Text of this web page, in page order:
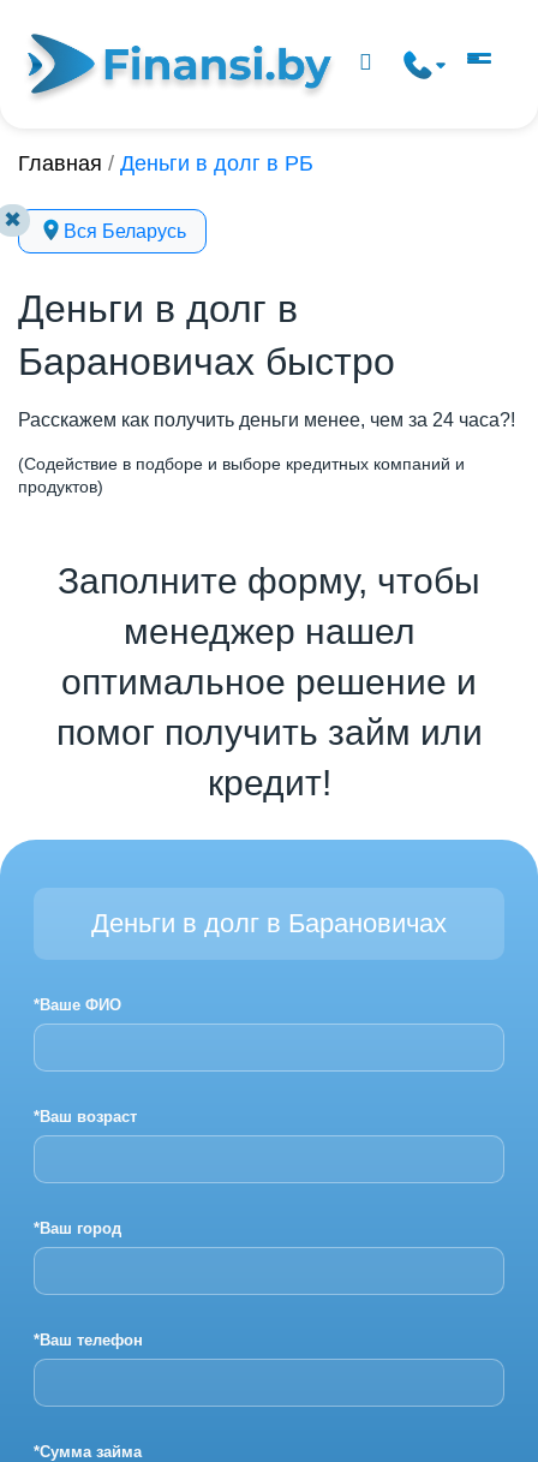
✖
Главная / Деньги в долг в РБ
Вся Беларусь
Деньги в долг в
Барановичах быстро
Расскажем как получить деньги менее, чем за 24 часа?!
(Содействие в подборе и выборе кредитных компаний и
продуктов)
Заполните форму, чтобы
менеджер нашел
оптимальное решение и
помог получить займ или
кредит!
Деньги в долг в Барановичах
*Ваше ФИО
*Ваш возраст
*Ваш город
*Ваш телефон
*Сумма займа